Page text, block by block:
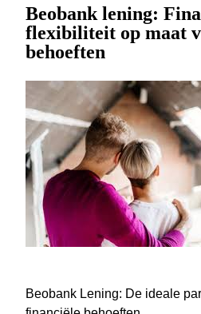
Beobank lening:
flexibiliteit op maat
behoeften
Beobank Lening: De ideale